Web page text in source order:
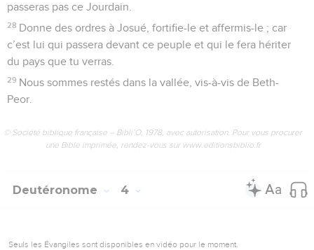
passeras pas ce Jourdain.
28 Donne des ordres à Josué, fortifie-le et affermis-le ; car
c’est lui qui passera devant ce peuple et qui le fera hériter
du pays que tu verras.
29 Nous sommes restés dans la vallée, vis-à-vis de Beth-
Peor.
© Société biblique française – Bibli’O, 1978, avec autorisation. Pour vous procurer
une Bible imprimée, rendez-vous sur www.editionsbiblio.fr
Deutéronome 4
Seuls les Évangiles sont disponibles en vidéo pour le moment.